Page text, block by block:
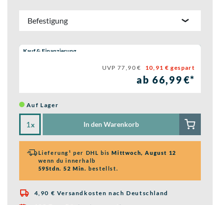
Befestigung
Wähle eine Preisoption:
Kauf & Finanzierung
UVP 77,90 € 10,91 € gespart
ab 66,99 €*
Auf Lager
x In den Warenkorb
Lieferung¹ per DHL bisMittwoch, August 12
wenn du innerhalb
59Stdn. 52 Min. bestellst.
 4,90 € Versandkosten nach Deutschland